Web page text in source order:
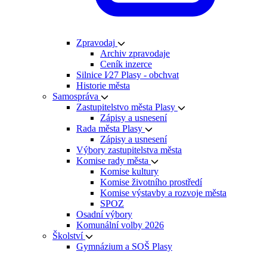
Zpravodaj
Archiv zpravodaje
Ceník inzerce
Silnice I⁄27 Plasy - obchvat
Historie města
Samospráva
Zastupitelstvo města Plasy
Zápisy a usnesení
Rada města Plasy
Zápisy a usnesení
Výbory zastupitelstva města
Komise rady města
Komise kultury
Komise životního prostředí
Komise výstavby a rozvoje města
SPOZ
Osadní výbory
Komunální volby 2026
Školství
Gymnázium a SOŠ Plasy